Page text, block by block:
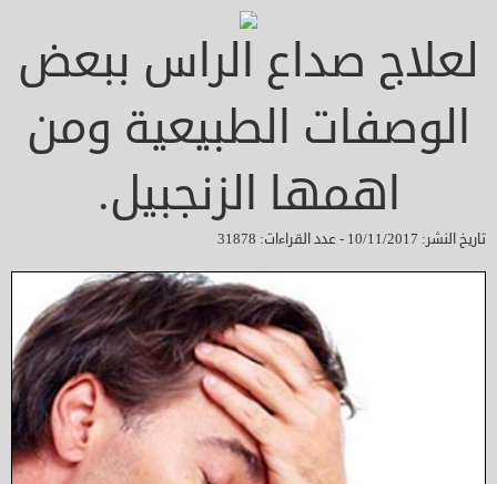
لعلاج صداع الراس ببعض
الوصفات الطبيعية ومن
اهمها الزنجبيل.
تاريخ النشر: 10/11/2017 - عدد القراءات: 31878